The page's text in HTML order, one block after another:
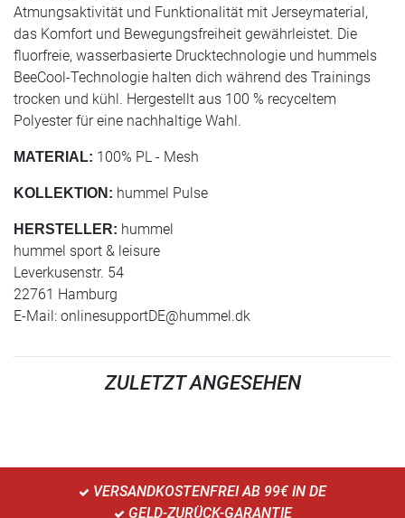
Atmungsaktivität und Funktionalität mit Jerseymaterial,
das Komfort und Bewegungsfreiheit gewährleistet. Die
fluorfreie, wasserbasierte Drucktechnologie und hummels
BeeCool-Technologie halten dich während des Trainings
trocken und kühl. Hergestellt aus 100 % recyceltem
Polyester für eine nachhaltige Wahl.
MATERIAL: 100% PL - Mesh
KOLLEKTION: hummel Pulse
HERSTELLER: hummel
hummel sport & leisure
Leverkusenstr. 54
22761 Hamburg
E-Mail: onlinesupportDE@hummel.dk
ZULETZT ANGESEHEN
VERSANDKOSTENFREI AB 99€ IN DE
GELD-ZURÜCK-GARANTIE